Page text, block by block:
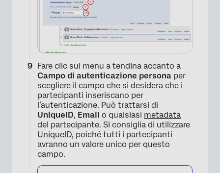
Fare clic sul menu a tendina accanto a
Campo di autenticazione persona per
scegliere il campo che si desidera che i
partecipanti inseriscano per
l’autenticazione. Può trattarsi di
UniqueID, Email o qualsiasi metadata
del partecipante. Si consiglia di utilizzare
UniqueID, poiché tutti i partecipanti
avranno un valore unico per questo
campo.